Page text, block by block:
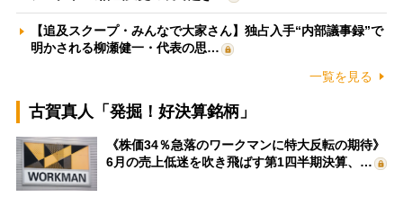
【追及スクープ・みんなで大家さん】独占入手“内部議事録”で
明かされる柳瀬健一・代表の思…
一覧を見る
古賀真人「発掘！好決算銘柄」
《株価34％急落のワークマンに特大反転の期待》
6月の売上低迷を吹き飛ばす第1四半期決算、…